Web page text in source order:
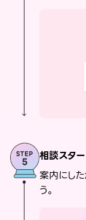
相談スター
案内にし
う。